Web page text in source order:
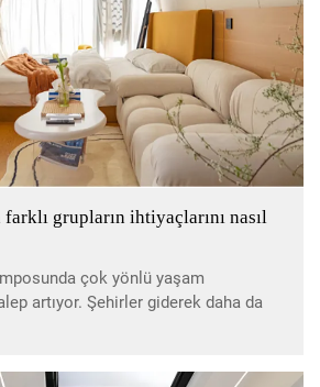
grupların ihtiyaçlarını nasıl
çok yönlü yaşam
artıyor. Şehirler giderek daha da
biçimleri hızla gelişiyor, alternatif